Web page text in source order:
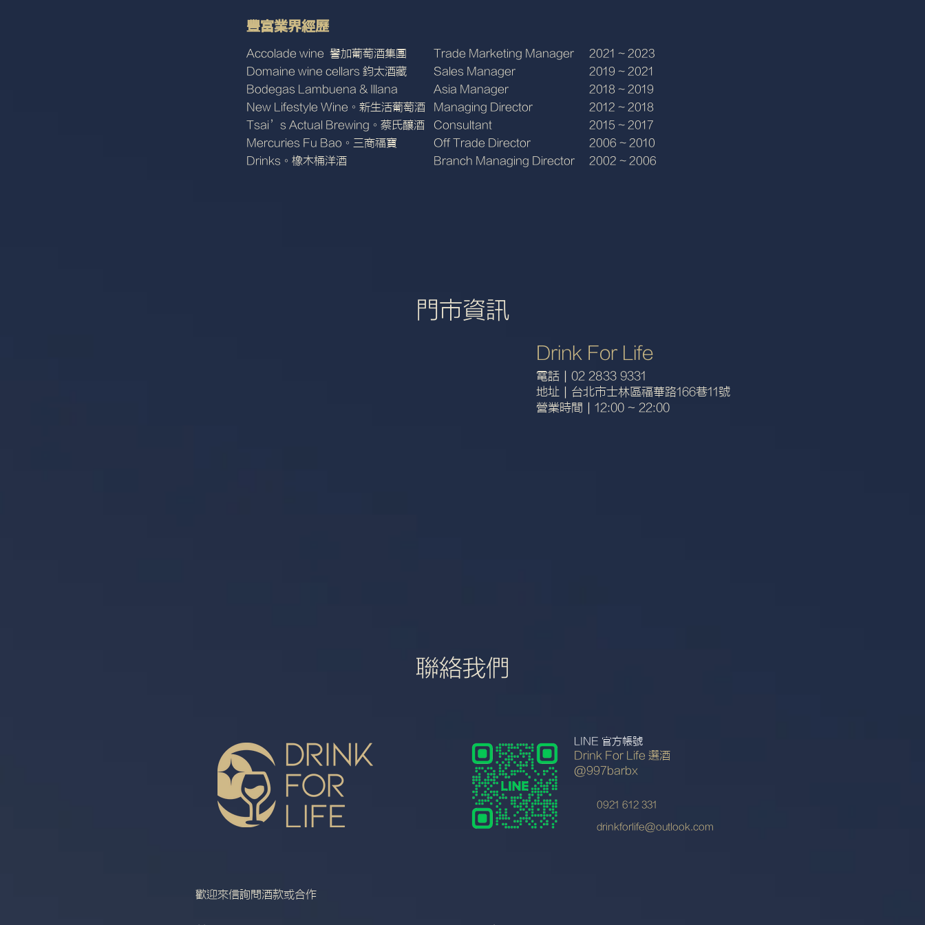
豐富業界經歷
Accolade wine 譽加葡萄酒集團
Domaine wine cellars 鈞太酒藏
Bodegas Lambuena & Illana
New Lifestyle Wine。新生活葡萄酒
Tsai’s Actual Brewing。蔡氏釀酒
Mercuries Fu Bao。三商福寶
Drinks。橡木桶洋酒
Trade Marketing Manager
Sales Manager
Asia Manager
Managing Director
Consultant
Off Trade Director
Branch Managing Director
2021 ~ 2023
2019 ~ 2021
2018 ~ 2019
2012 ~ 2018
2015 ~ 2017
2006 ~ 2010
2002 ~ 2006
門市資訊
Drink For Life
電話｜ 02 2833 9331
​地址｜台北市士林區福華路166巷11號
​營業時間｜12:00 ~ 22:00
聯絡我們
LINE 官方帳號
Drink For Life 選酒
@997barbx
0921 612 331
drinkforlife@outlook.com
歡迎來信詢問酒款或合作